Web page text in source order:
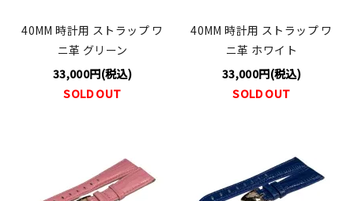
40MM 時計用 ストラップ ワ
ニ革 グリーン
33,000円(税込)
SOLD OUT
40MM 時計用 ストラップ ワ
ニ革 ホワイト
33,000円(税込)
SOLD OUT